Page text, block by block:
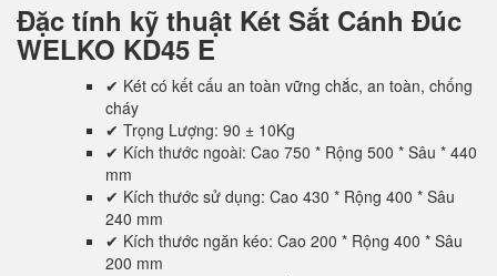
Đặc tính kỹ thuật Két Sắt Cánh Đúc
WELKO KD45 E
✔ Két có kết cấu an toàn vững chắc, an toàn, chống
cháy
✔ Trọng Lượng: 90 ± 10Kg
✔ Kích thước ngoài: Cao 750 * Rộng 500 * Sâu * 440
mm
✔ Kích thước sử dụng: Cao 430 * Rộng 400 * Sâu
240 mm
✔ Kích thước ngăn kéo: Cao 200 * Rộng 400 * Sâu
200 mm